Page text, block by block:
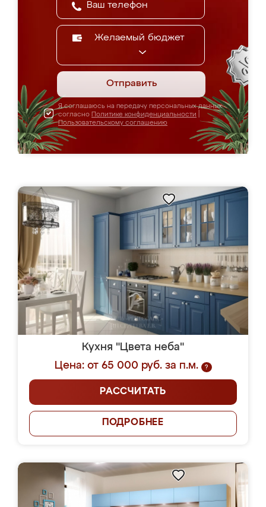
Желаемый бюджет
Отправить
Я соглашаюсь на передачу персональных данных
согласно Политике конфиденциальности
Пользовательскому соглашению
Кухня "Цвета неба"
Цена: от 65 000 руб. за п.м.
?
РАССЧИТАТЬ
ПОДРОБНЕЕ